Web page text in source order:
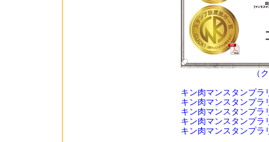
（
キン肉マンスタンプラ
キン肉マンスタンプラ
キン肉マンスタンプラ
キン肉マンスタンプラ
キン肉マンスタンプラ